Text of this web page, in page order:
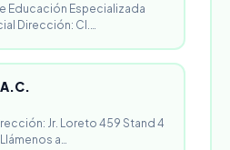
Educación Especializada
Dirección: Cl.…
Jr. Loreto 459 Stand 4
Llámenos a…